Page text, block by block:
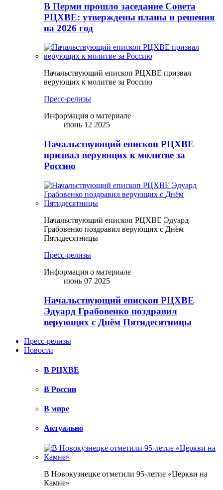
В Перми прошло заседание Совета
РЦХВЕ: утверждены планы и решения
на 2026 год
Начальствующий епископ РЦХВЕ призвал
верующих к молитве за Россию
Пресс-релизы
Информация о материале
июнь 12 2025
Начальствующий епископ РЦХВЕ
призвал верующих к молитве за
Россию
Начальствующий епископ РЦХВЕ Эдуард
Грабовенко поздравил верующих с Днём
Пятидесятницы
Пресс-релизы
Информация о материале
июнь 07 2025
Начальствующий епископ РЦХВЕ
Эдуард Грабовенко поздравил
верующих с Днём Пятидесятницы
Пресс-релизы
Новости
В РЦХВЕ
В России
В мире
Актуально
В Новокузнецке отметили 95-летие «Церкви на
Камне»